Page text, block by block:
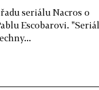
seriálu Nacros o
Escobarovi. "Seriál